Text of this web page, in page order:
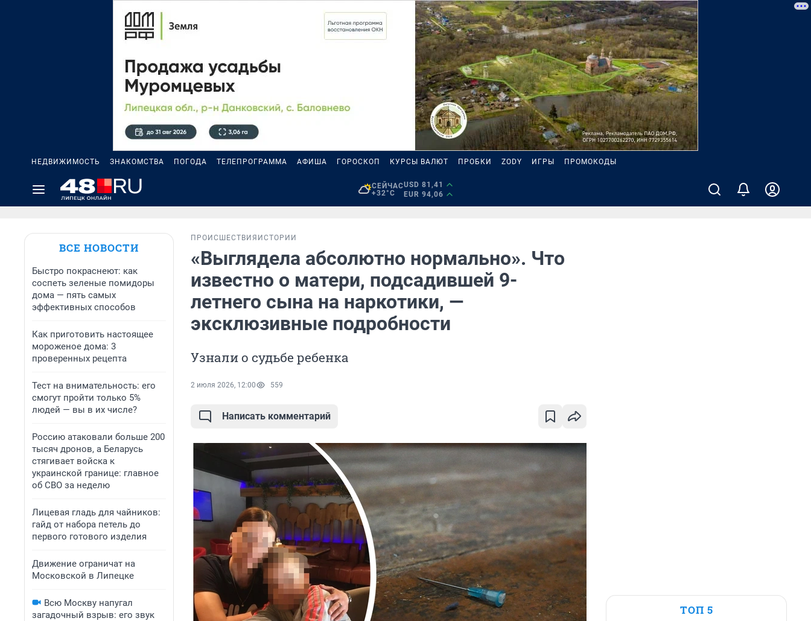
НЕДВИЖИМОСТЬ ЗНАКОМСТВА ПОГОДА ТЕЛЕПРОГРАММА АФИША ГОРОСКОП КУРСЫ ВАЛЮТ ПРОБКИ ZODY ИГРЫ ПРОМОКОДЫ
СЕЙЧАС
+32°C
USD 81,41
EUR 94,06
ВСЕ НОВОСТИ
Быстро покраснеют: как
соспеть зеленые помидоры
дома — пять самых
эффективных способов
Как приготовить настоящее
мороженое дома: 3
проверенных рецепта
Тест на внимательность: его
смогут пройти только 5%
людей — вы в их числе?
Россию атаковали больше 200
тысяч дронов, а Беларусь
стягивает войска к
украинской границе: главное
об СВО за неделю
Лицевая гладь для чайников:
гайд от набора петель до
первого готового изделия
Движение ограничат на
Московской в Липецке
Всю Москву напугал
загадочный взрыв: его звук
ПРОИСШЕСТВИЯ ИСТОРИИ
«Выглядела абсолютно нормально». Что
известно о матери, подсадившей 9-
летнего сына на наркотики, —
эксклюзивные подробности
Узнали о судьбе ребенка
2 июля 2026, 12:00 559
Написать комментарий
ТОП 5